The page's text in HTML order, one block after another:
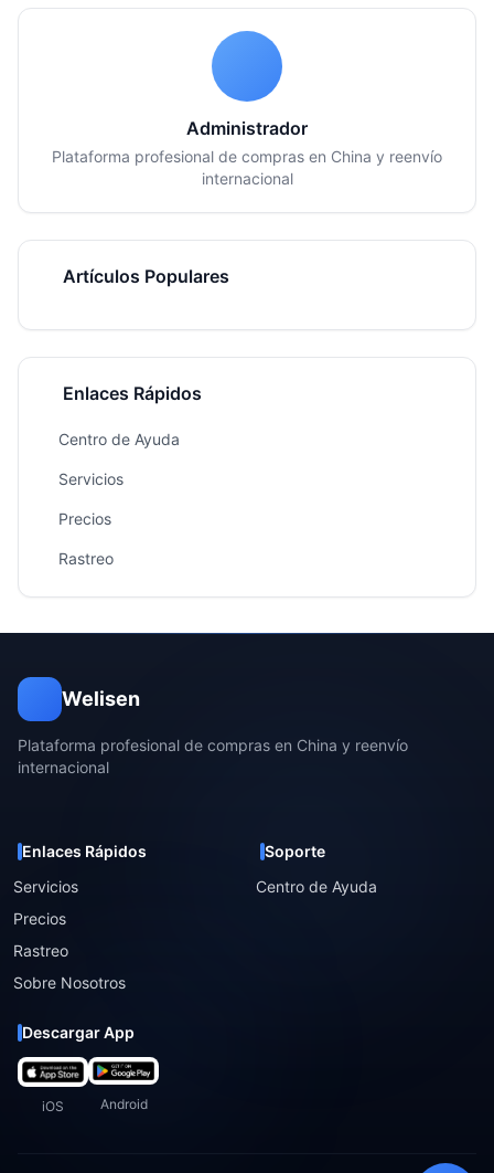
Administrador
Plataforma profesional de compras en China y reenvío
internacional
Artículos Populares
Enlaces Rápidos
Centro de Ayuda
Servicios
Precios
Rastreo
Welisen
Plataforma profesional de compras en China y reenvío
internacional
Enlaces Rápidos
Servicios
Precios
Rastreo
Sobre Nosotros
Soporte
Centro de Ayuda
Descargar App
iOS Android